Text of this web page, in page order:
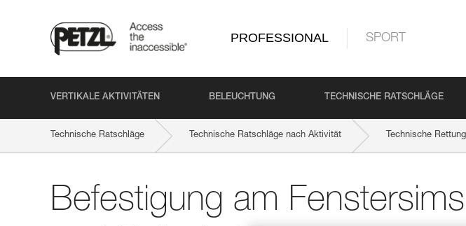
PROFESSIONAL SPORT
VERTIKALE AKTIVITÄTEN BELEUCHTUNG TECHNISCHE RATSCHLÄGE
Technische Ratschläge Technische Ratschläge nach Aktivität Technische Rettung
Befestigung am Fenstersims